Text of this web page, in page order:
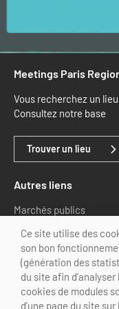
Meetings Paris
Vous recherchez un
Consultez notre base
Trouver un lieu
Autres liens
Marchés publics
Nous suivre
Ce site utilise des
son bon
(génération des
du site afin
cookies de modules
d’une page du site